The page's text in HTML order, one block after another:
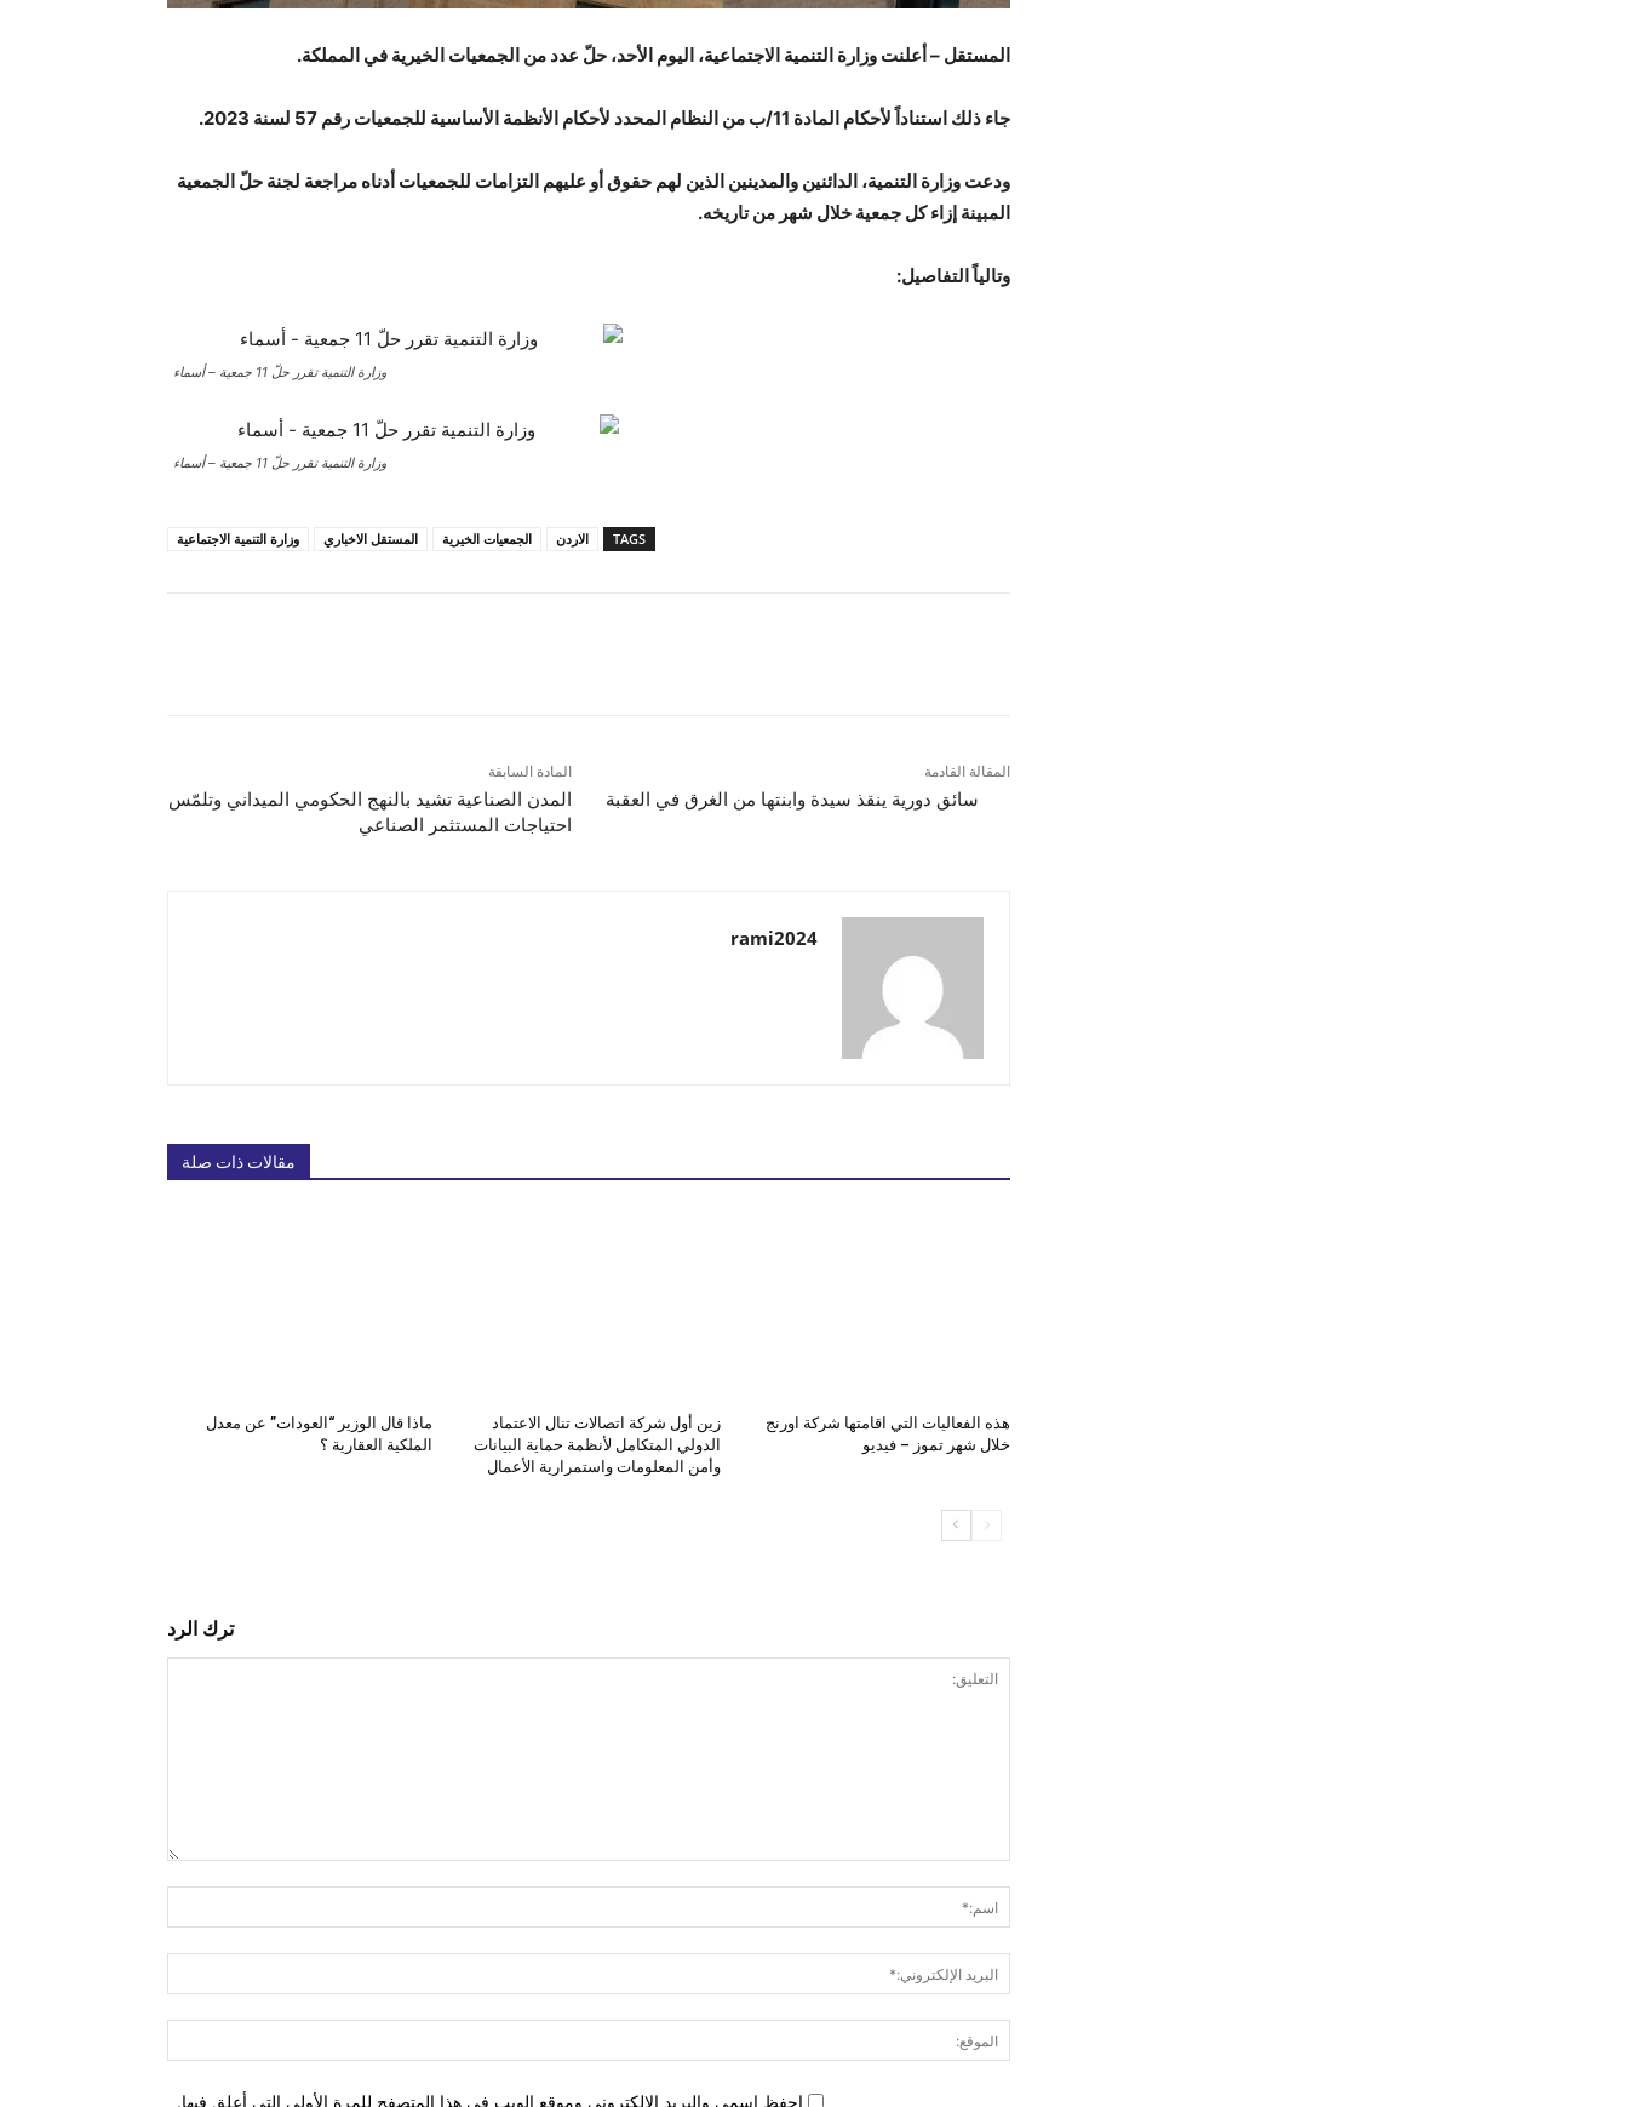
المستقل – أعلنت وزارة التنمية الاجتماعية، اليوم الأحد، حلّ عدد من الجمعيات الخيرية في المملكة.
جاء ذلك استناداً لأحكام المادة 11/ب من النظام المحدد لأحكام الأنظمة الأساسية للجمعيات رقم 57 لسنة 2023.
ودعت وزارة التنمية، الدائنين والمدينين الذين لهم حقوق أو عليهم التزامات للجمعيات أدناه مراجعة لجنة حلّ الجمعية
المبينة إزاء كل جمعية خلال شهر من تاريخه.
وتالياً التفاصيل:
وزارة التنمية تقرر حلّ 11 جمعية – أسماء
وزارة التنمية تقرر حلّ 11 جمعية – أسماء
TAGS الاردن الجمعيات الخيرية المستقل الاخباري وزارة التنمية الاجتماعية
المادة السابقة
المدن الصناعية تشيد بالنهج الحكومي الميداني وتلمّس
احتياجات المستثمر الصناعي
المقالة القادمة
سائق دورية ينقذ سيدة وابنتها من الغرق في العقبة
rami2024
مقالات ذات صلة
هذه الفعاليات التي اقامتها شركة اورنج
خلال شهر تموز – فيديو
زين أول شركة اتصالات تنال الاعتماد
الدولي المتكامل لأنظمة حماية البيانات
وأمن المعلومات واستمرارية الأعمال
ماذا قال الوزير “العودات” عن معدل
الملكية العقارية ؟
ترك الرد
الإلكتروني:*
احفظ اسمي والبريد الإلكتروني وموقع الويب في هذا المتصفح للمرة الأولى التي أعلق فيها.